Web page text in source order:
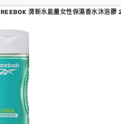
REEBOK 清新水能量女性保濕香水沐浴膠